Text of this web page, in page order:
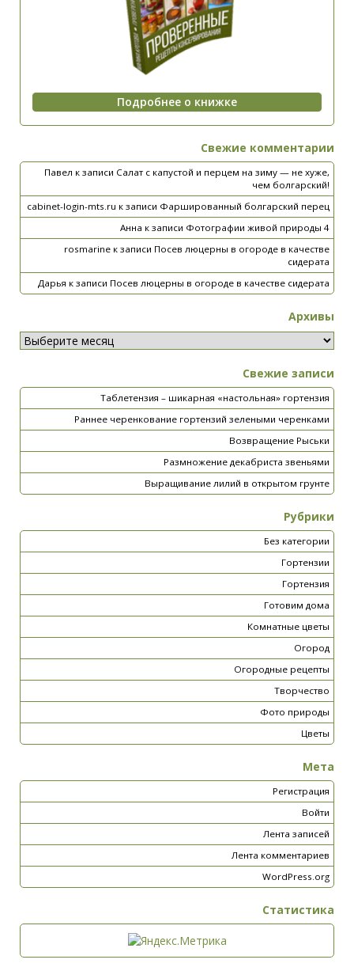
Свежие комментарии
Павел к записи Салат с капустой и перцем на зиму — не хуже,
чем болгарский!
cabinet-login-mts.ru к записи Фаршированный болгарский перец
Анна к записи Фотографии живой природы 4
rosmarine к записи Посев люцерны в огороде в качестве
сидерата
Дарья к записи Посев люцерны в огороде в качестве сидерата
Архивы
Свежие записи
Таблетензия – шикарная «настольная» гортензия
Раннее черенкование гортензий зелеными черенками
Возвращение Рыськи
Размножение декабриста звеньями
Выращивание лилий в открытом грунте
Рубрики
Без категории
Гортензии
Гортензия
Готовим дома
Комнатные цветы
Огород
Огородные рецепты
Творчество
Фото природы
Цветы
Мета
Регистрация
Войти
Лента записей
Лента комментариев
WordPress.org
Статистика